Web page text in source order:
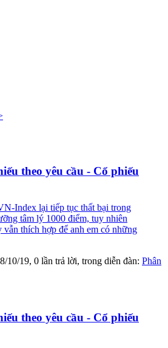
theo yêu cầu - Cổ phiếu
Index lại tiếp tục thất bại trong
tâm lý 1000 điểm, tuy nhiên
vẫn thích hợp để anh em có những
8/10/19, 0 lần trả lời, trong diễn đàn: Phân
theo yêu cầu - Cổ phiếu